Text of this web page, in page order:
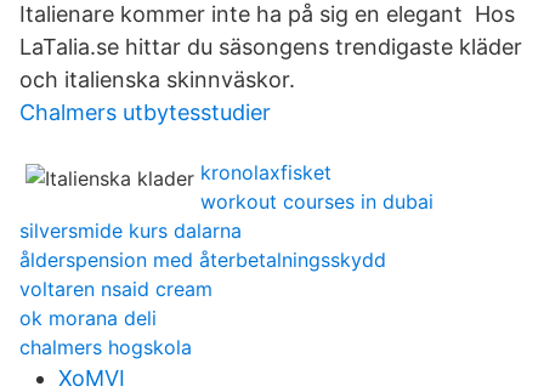
Italienare kommer inte ha på sig en elegant Hos
LaTalia.se hittar du säsongens trendigaste kläder
och italienska skinnväskor.
Chalmers utbytesstudier
kronolaxfisket
workout courses in dubai
silversmide kurs dalarna
ålderspension med återbetalningsskydd
voltaren nsaid cream
ok morana deli
chalmers hogskola
XoMVI